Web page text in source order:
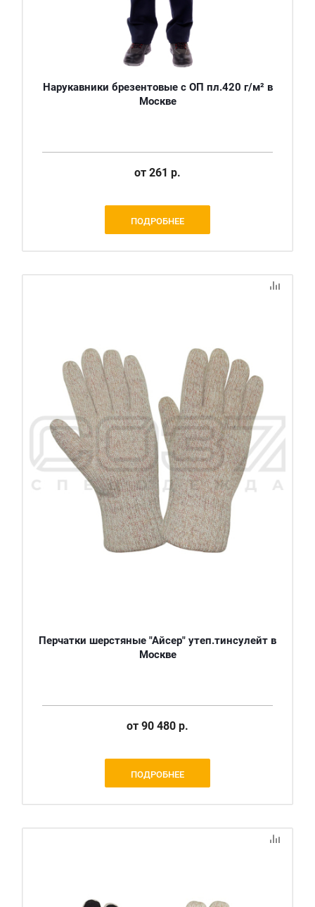
Нарукавники брезентовые с ОП пл.420 г/м² в
Москве
от 261 р.
ПОДРОБНЕЕ
Перчатки шерстяные "Айсер" утеп.тинсулейт в
Москве
от 90 480 р.
ПОДРОБНЕЕ